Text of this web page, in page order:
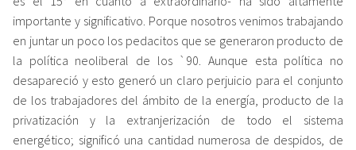
importante y significativo. Porque nosotros venimos trabajando
en juntar un poco los pedacitos que se generaron producto de
la política neoliberal de los `90. Aunque esta política no
desapareció y esto generó un claro perjuicio para el conjunto
de los trabajadores del ámbito de la energía, producto de la
privatización y la extranjerización de todo el sistema
energético; significó una cantidad numerosa de despidos, de